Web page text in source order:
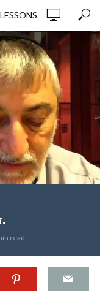
זהר- סוד האוכל כשר.
read